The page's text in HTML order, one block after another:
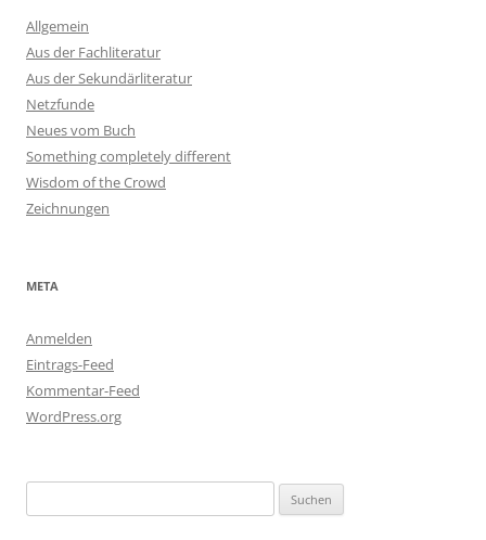
Allgemein
Aus der Fachliteratur
Aus der Sekundärliteratur
Netzfunde
Neues vom Buch
Something completely different
Wisdom of the Crowd
Zeichnungen
META
Anmelden
Eintrags-Feed
Kommentar-Feed
WordPress.org
nach: